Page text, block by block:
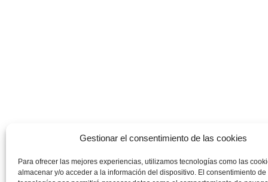
Gestionar el consentimiento de las cookies
Para ofrecer las mejores experiencias, utilizamos tecnologías como las
almacenar y/o acceder a la información del dispositivo. El consentimiento de